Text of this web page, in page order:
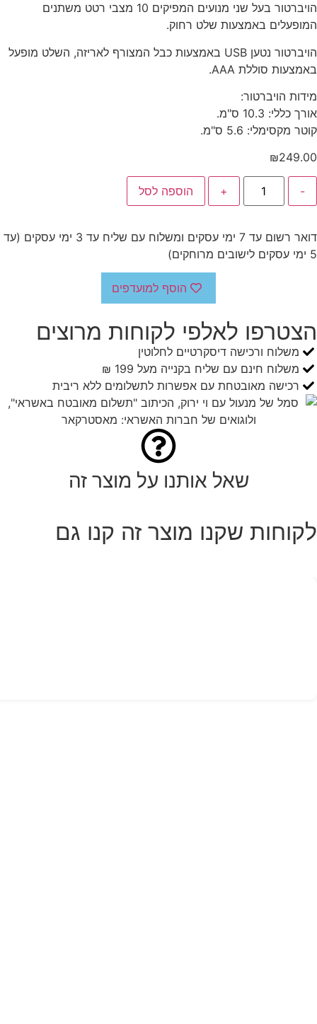
הויברטור בעל שני מנועים המפיקים 10 מצבי רטט משתנים
המופעלים באמצעות שלט רחוק.
הויברטור נטען USB באמצעות כבל המצורף לאריזה, השלט מופעל
באמצעות סוללת AAA.
מידות הויברטור:
אורך כללי: 10.3 ס"מ.
קוטר מקסימלי: 5.6 ס"מ.
₪249.00
-
+ הוספה לסל
דואר רשום עד 7 ימי עסקים ומשלוח עם שליח עד 3 ימי עסקים (עד
5 ימי עסקים לישובים מרוחקים)
הוסף למועדפים
הצטרפו לאלפי לקוחות מרוצים
משלוח ורכישה דיסקרטיים לחלוטין
משלוח חינם עם שליח בקנייה מעל 199 ₪
רכישה מאובטחת עם אפשרות לתשלומים ללא ריבית
שאל אותנו על מוצר זה
לקוחות שקנו מוצר זה קנו גם